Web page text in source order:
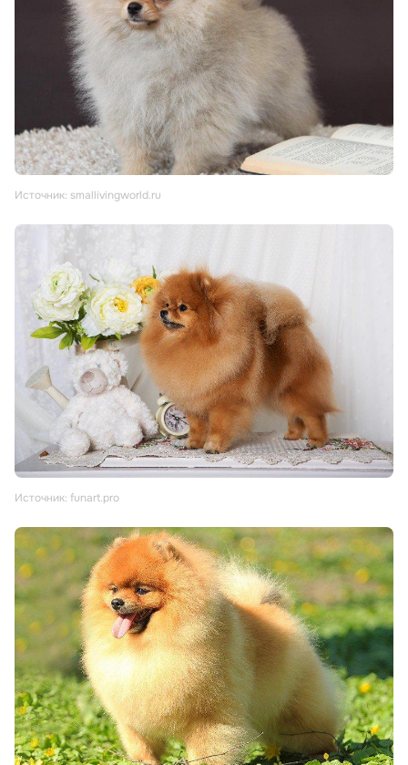
Источник: smallivingworld.ru
Источник: funart.pro